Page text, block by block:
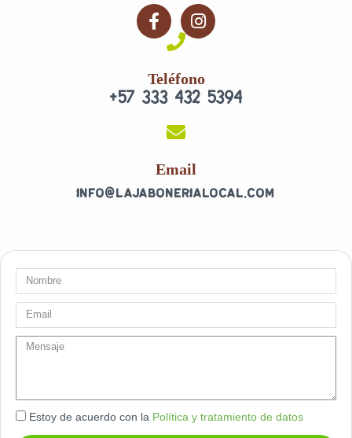
F
a
b
o
f
I
n
a
g
Teléfono
+57 333 432 5394
Email
info@lajabonerialocal.com
Nombre
Email
message
Estoy de acuerdo con la Política y tratamiento de datos